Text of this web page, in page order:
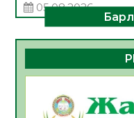
05.08.2026
құралдарының
05.08.2026
Құрылтай үшін